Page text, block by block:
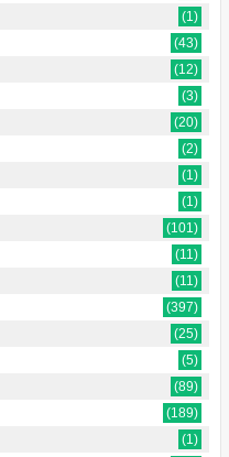
(1)
(43)
(12)
(3)
(20)
(2)
(1)
(1)
(101)
(11)
(11)
(397)
(25)
(5)
(89)
(189)
(1)